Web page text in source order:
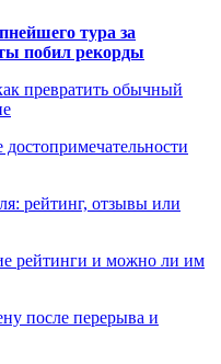
тура за
побил рекорды
превратить обычный
рейтинг, отзывы или
рейтинги и можно ли им
после перерыва и